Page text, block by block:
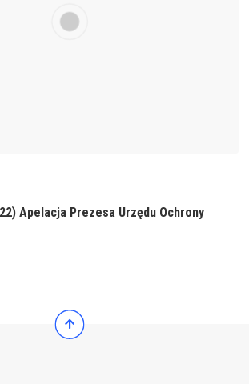
Apelacja Prezesa Urzędu Ochrony